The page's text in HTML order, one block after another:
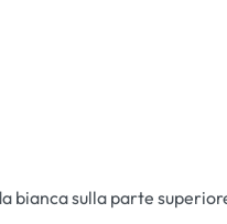
sulla parte